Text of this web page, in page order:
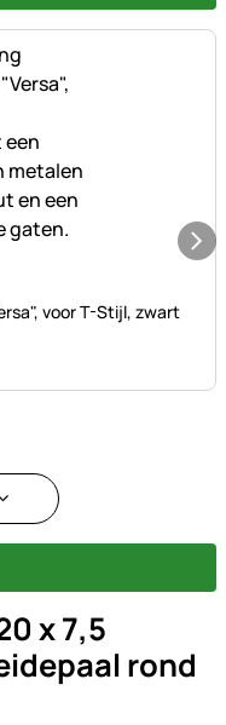
voor T-Stijl, zwart
x 7,5
rond